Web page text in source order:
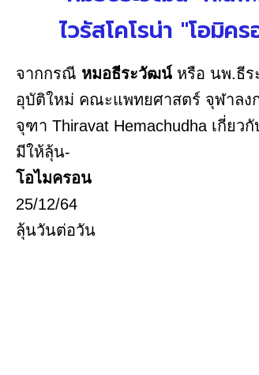
ไวรัสโคโรน่า "โอมิค
จากกรณี หมอธีระวัฒน์ หรือ นพ.ธี
อุบัติใหม่ คณะแพทยศาสตร์ จุฬาลง
จุฑา Thiravat Hemachudha เกี่ยวกั
มีให้ลุ้น-
โอไมครอน
25/12/64
ลุ้นวันต่อวัน